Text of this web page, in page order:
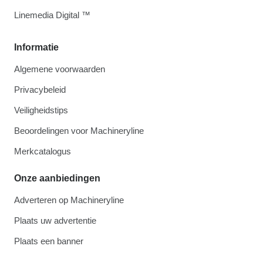
Informatie
Algemene voorwaarden
Privacybeleid
Veiligheidstips
Beoordelingen voor Machineryline
Merkcatalogus
Onze aanbiedingen
Adverteren op Machineryline
Plaats uw advertentie
Plaats een banner
Linemedia Digital ™